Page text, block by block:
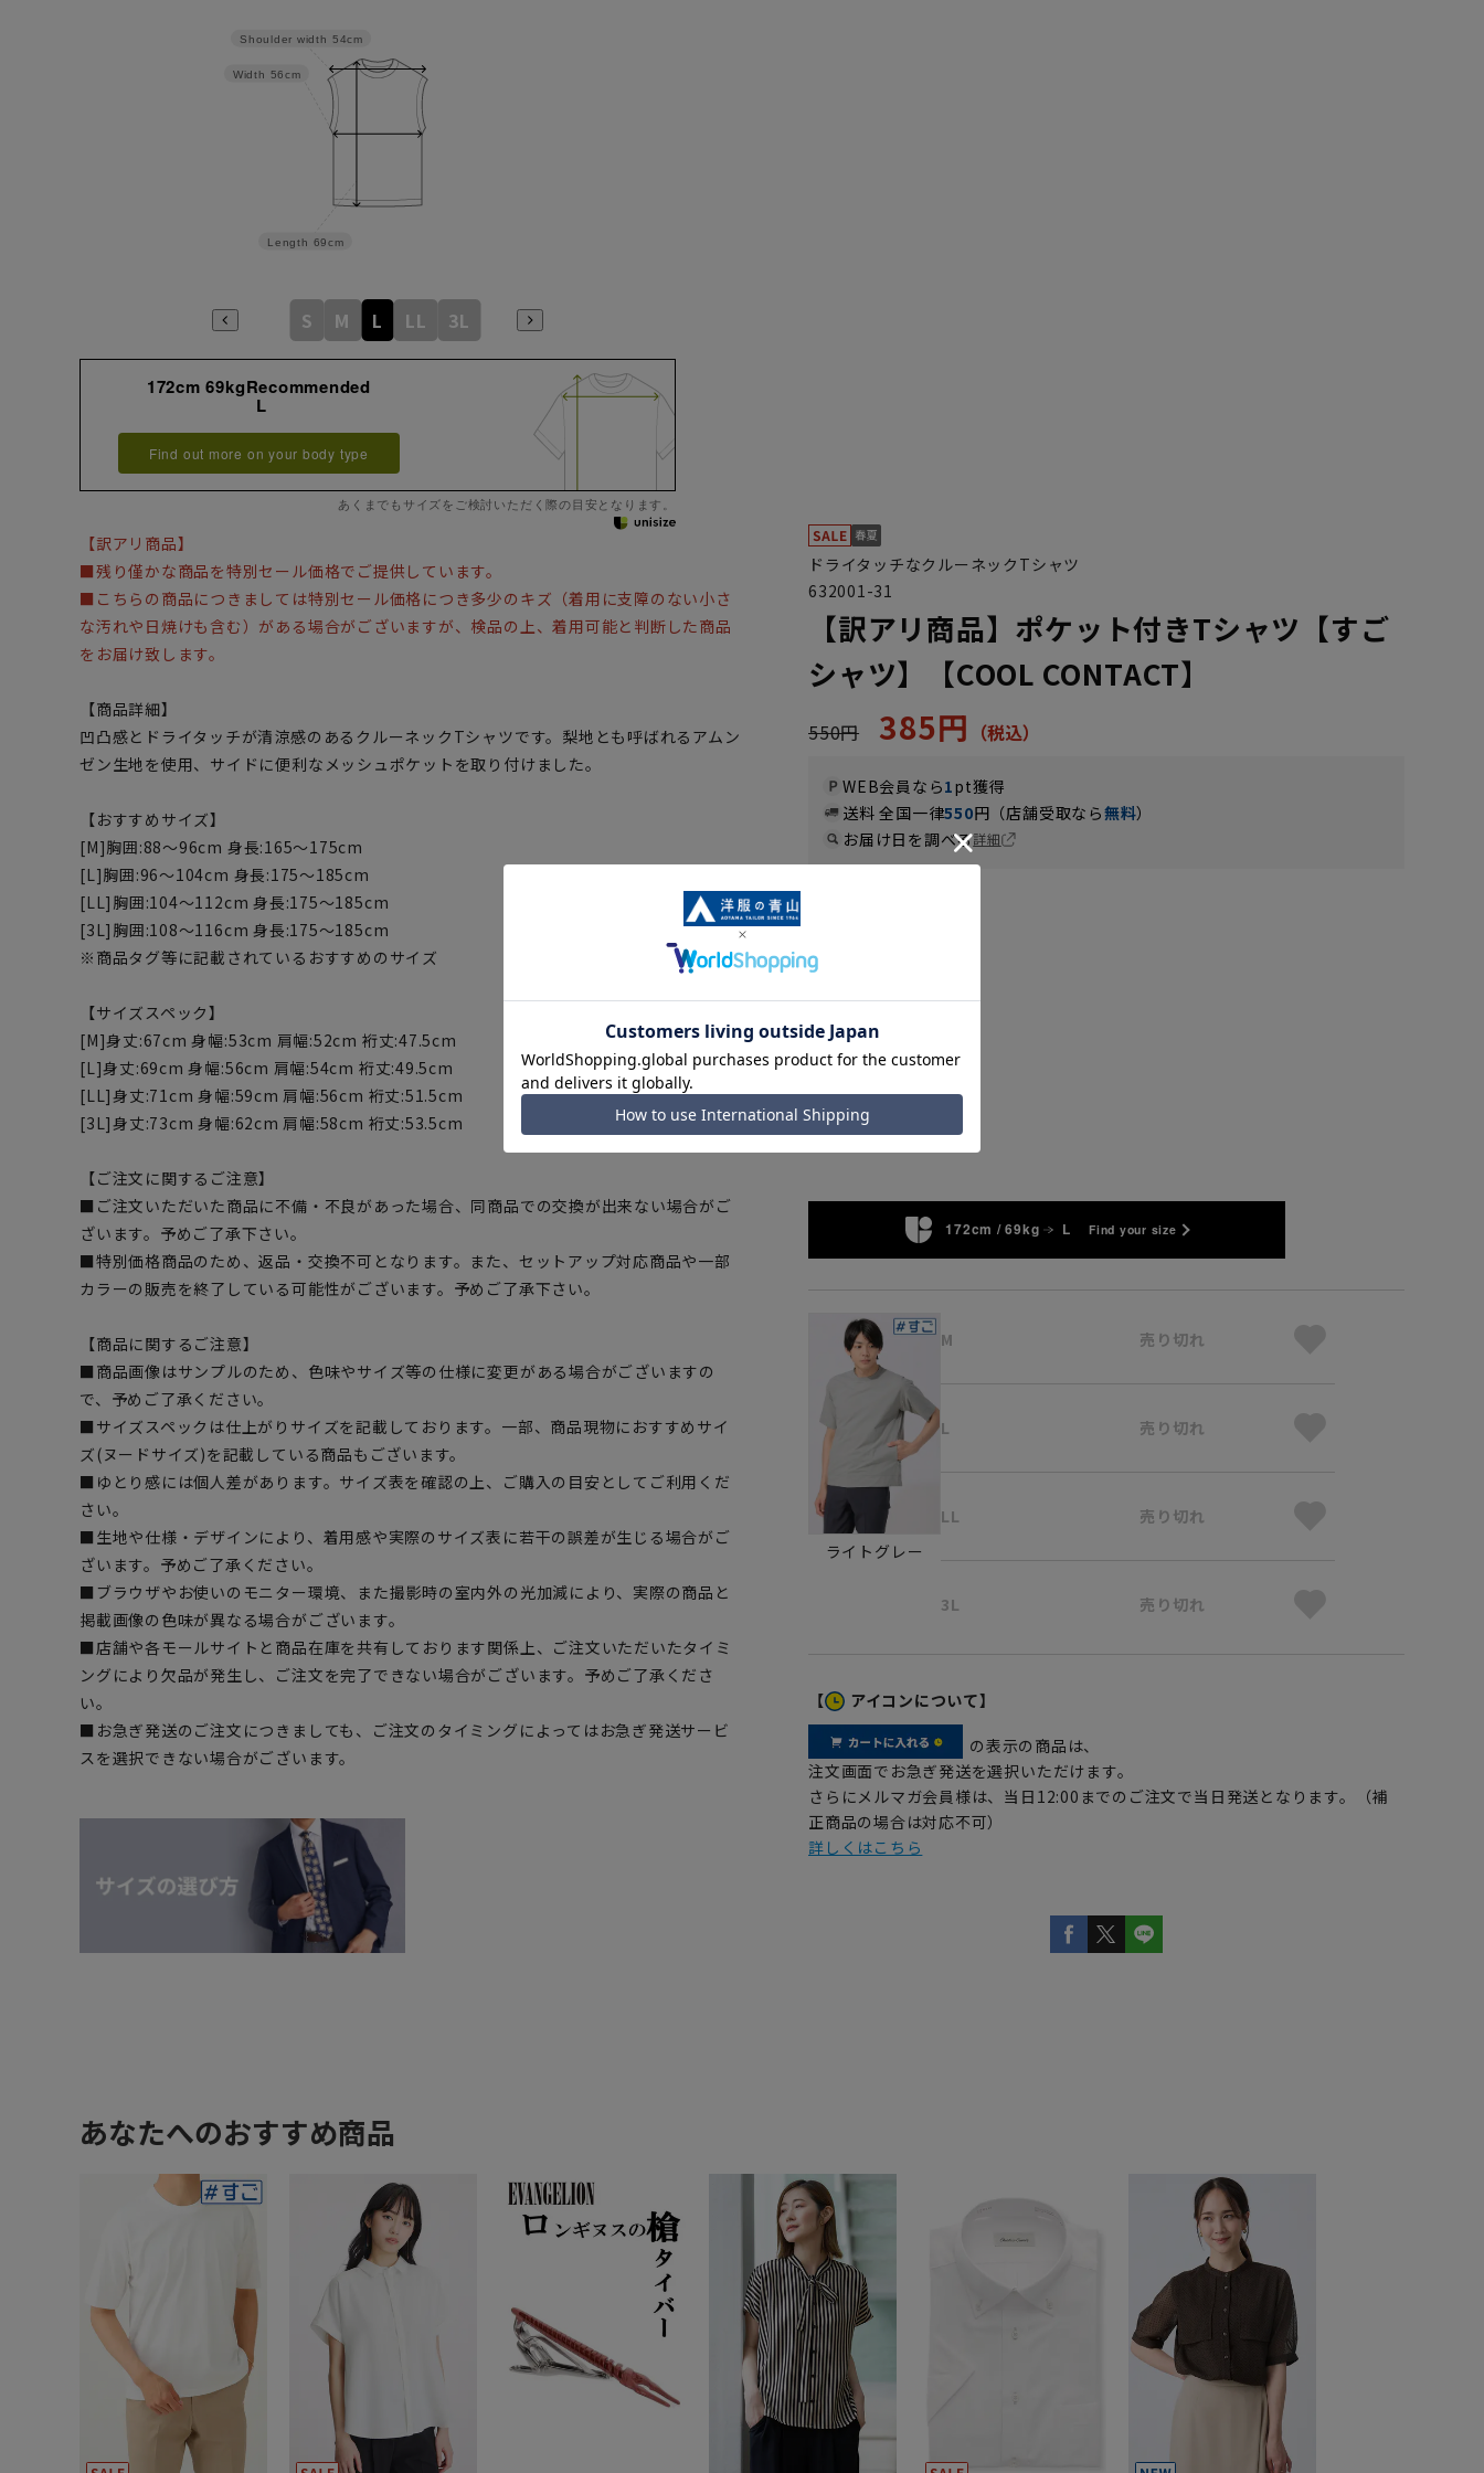
Length 69cm
Width 56cm
Shoulder width 54cm
S M L LL 3L
172cm 69kgRecommended
L
Find out more on your body type
あくまでもサイズをご検討いただく際の目安となります。
【訳アリ商品】
■残り僅かな商品を特別セール価格でご提供しています。
■こちらの商品につきましては特別セール価格につき多少のキズ（着用に支障のない小さ
な汚れや日焼けも含む）がある場合がございますが、検品の上、着用可能と判断した商品
をお届け致します。
【商品詳細】
凹凸感とドライタッチが清涼感のあるクルーネックTシャツです。梨地とも呼ばれるアムン
ゼン生地を使用、サイドに便利なメッシュポケットを取り付けました。
【おすすめサイズ】
[M]胸囲:88～96cm 身長:165～175cm
[L]胸囲:96～104cm 身長:175～185cm
[LL]胸囲:104～112cm 身長:175～185cm
[3L]胸囲:108～116cm 身長:175～185cm
※商品タグ等に記載されているおすすめのサイズ
【サイズスペック】
[M]身丈:67cm 身幅:53cm 肩幅:52cm 裄丈:47.5cm
[L]身丈:69cm 身幅:56cm 肩幅:54cm 裄丈:49.5cm
[LL]身丈:71cm 身幅:59cm 肩幅:56cm 裄丈:51.5cm
[3L]身丈:73cm 身幅:62cm 肩幅:58cm 裄丈:53.5cm
【ご注文に関するご注意】
■ご注文いただいた商品に不備・不良があった場合、同商品での交換が出来ない場合がご
ざいます。予めご了承下さい。
■特別価格商品のため、返品・交換不可となります。また、セットアップ対応商品や一部
カラーの販売を終了している可能性がございます。予めご了承下さい。
【商品に関するご注意】
■商品画像はサンプルのため、色味やサイズ等の仕様に変更がある場合がございますの
で、予めご了承ください。
■サイズスペックは仕上がりサイズを記載しております。一部、商品現物におすすめサイ
ズ(ヌードサイズ)を記載している商品もございます。
■ゆとり感には個人差があります。サイズ表を確認の上、ご購入の目安としてご利用くだ
さい。
■生地や仕様・デザインにより、着用感や実際のサイズ表に若干の誤差が生じる場合がご
ざいます。予めご了承ください。
■ブラウザやお使いのモニター環境、また撮影時の室内外の光加減により、実際の商品と
掲載画像の色味が異なる場合がございます。
■店舗や各モールサイトと商品在庫を共有しております関係上、ご注文いただいたタイミ
ングにより欠品が発生し、ご注文を完了できない場合がございます。予めご了承くださ
い。
■お急ぎ発送のご注文につきましても、ご注文のタイミングによってはお急ぎ発送サービ
スを選択できない場合がございます。
ドライタッチなクルーネックTシャツ
632001-31
【訳アリ商品】ポケット付きTシャツ【すご
シャツ】【COOL CONTACT】
550円 385円
WEB会員なら1pt獲得
送料 全国一律550円（店舗受取なら無料）
お届け日を調べる詳細
ライトグレー
172cm / 69kg L Find your size
ライトグレー
M 売り切れ
L 売り切れ
LL 売り切れ
3L 売り切れ
【 アイコンについて】
の表示の商品は、
注文画面でお急ぎ発送を選択いただけます。
さらにメルマガ会員様は、当日12:00までのご注文で当日発送となります。（補
正商品の場合は対応不可）
詳しくはこちら